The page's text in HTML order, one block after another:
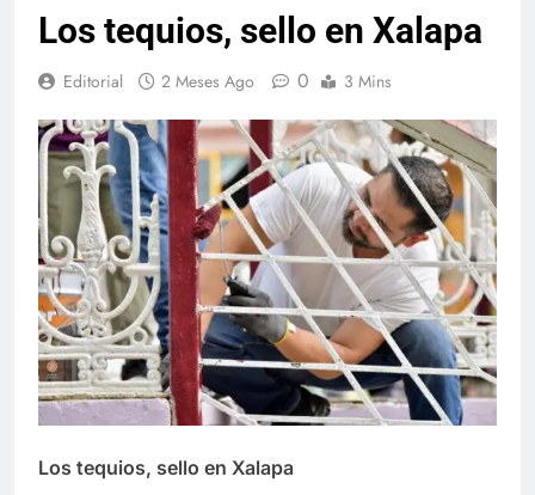
Los tequios, sello en Xalapa
Editorial 2 Meses Ago 0 3 Mins
Los tequios, sello en Xalapa